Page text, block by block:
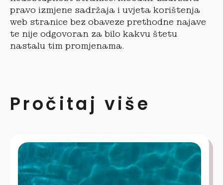
pravo izmjene sadržaja i uvjeta korištenja
web stranice bez obaveze prethodne najave
te nije odgovoran za bilo kakvu štetu
nastalu tim promjenama.
Pročitaj više